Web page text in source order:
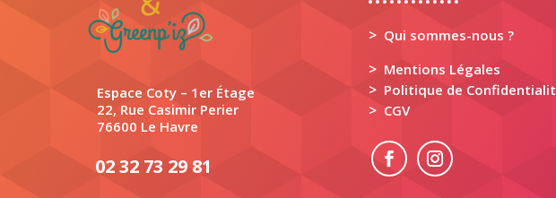
Espace Coty – 1er Étage
22, Rue Casimir Perier
76600 Le Havre
02 32 73 29 81
> Qui sommes-nous ?
> Mentions Légales
> Politique de
> CGV